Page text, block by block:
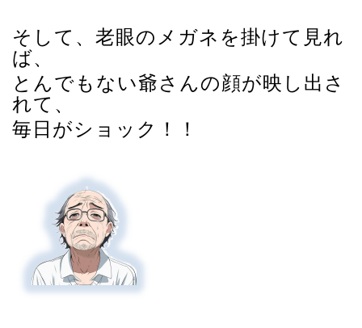
そして、老眼のメガネを掛けて見れ
ば、
とんでもない爺さんの顔が映し出さ
れて、
毎日がショック！！